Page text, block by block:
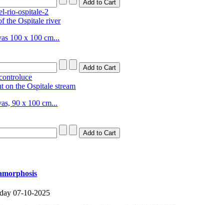
the Ospitale river
100 x 100 cm...
on the Ospitale stream
90 x 100 cm...
07-10-2025